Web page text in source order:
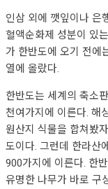
인삼 외에 깻잎이나 은
혈액순화제 성분이 있
가 한반도에 오기 전에
열에 올랐다.
한반도는 세계의 축소
천여가지에 이른다. 해
원산지 식물을 합쳐봤
도이다. 그런데 한라산
900가지에 이른다. 한
유명한 나무가 바로 구